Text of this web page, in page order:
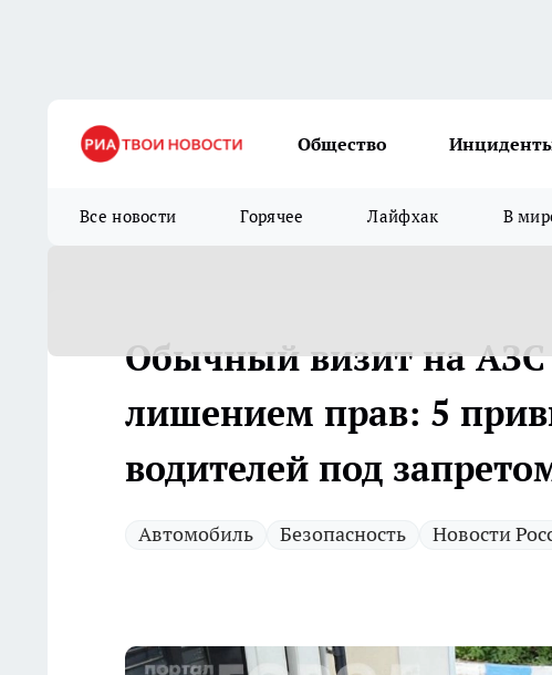
Общество
Все новости Горячее Лайфхак В
Обычный визит на АЗС
лишением прав: 5
водителей под
Автомобиль Безопасность Новости